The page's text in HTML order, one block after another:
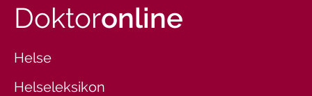
Doktoronline
Helse
Helseleksikon